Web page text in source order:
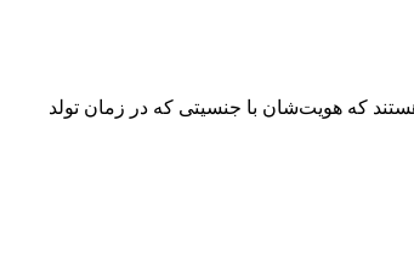
که هویت‌شان با جنسیتی که در زمان تولد